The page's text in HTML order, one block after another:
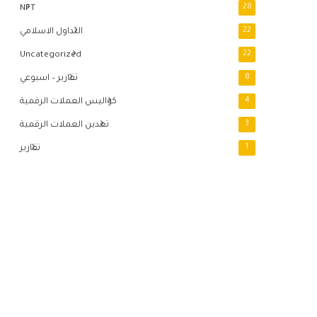
NFT 28
التداول الاسلامي 22
Uncategorized 22
تقارير – اسبوعي 8
كواليس العملات الرقمية 4
تعدين العملات الرقمية 3
تقارير 1